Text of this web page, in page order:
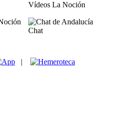
Vídeos La Noción
Chat
|